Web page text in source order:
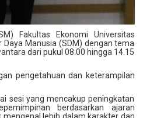
Fakultas Ekonomi Universitas
Manusia (SDM) dengan tema
dari pukul 08.00 hingga 14.15
pengetahuan dan keterampilan
sesi yang mencakup peningkatan
berdasarkan ajaran